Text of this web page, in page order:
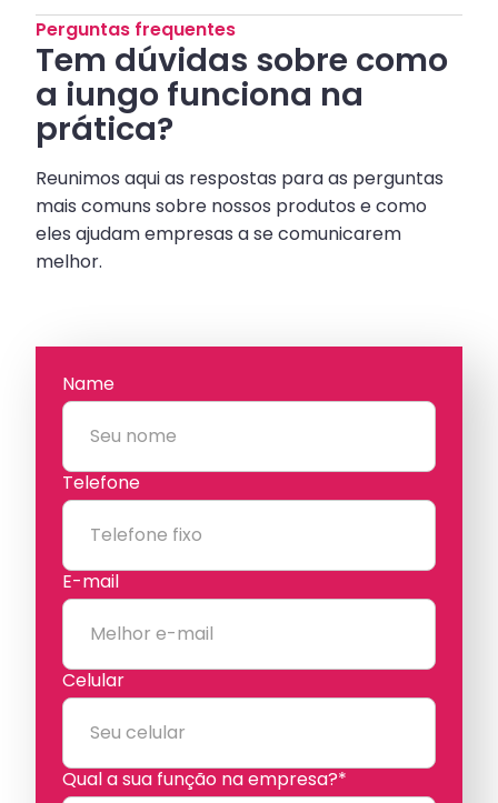
Perguntas frequentes
Tem dúvidas sobre como
a iungo funciona na
prática?
Reunimos aqui as respostas para as perguntas
mais comuns sobre nossos produtos e como
eles ajudam empresas a se comunicarem
melhor.
Name
Telefone
E-mail
Celular
Qual a sua função na empresa?*